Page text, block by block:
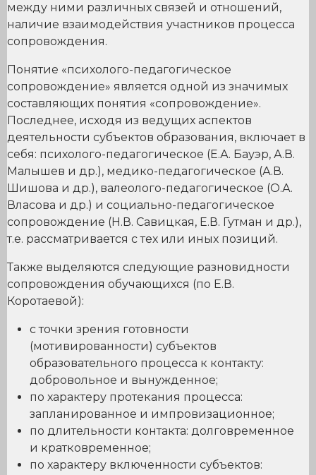
между ними различных связей и отношений,
наличие взаимодействия участников процесса
сопровождения.
Понятие «психолого-педагогическое
сопровождение» является одной из значимых
составляющих понятия «сопровождение».
Последнее, исходя из ведущих аспектов
деятельности субъектов образования, включает в
себя: психолого-педагогическое (Е.А. Бауэр, А.В.
Малышев и др.), медико-педагогическое (А.В.
Шишова и др.), валеолого-педагогическое (О.А.
Власова и др.) и социально-педагогическое
сопровождение (Н.В. Савицкая, Е.В. Гутман и др.),
т.е. рассматривается с тех или иных позиций.
Также выделяются следующие разновидности
сопровождения обучающихся (по Е.В.
Коротаевой):
с точки зрения готовности
(мотивированности) субъектов
образовательного процесса к контакту:
добровольное и вынужденное;
по характеру протекания процесса:
запланированное и импровизационное;
по длительности контакта: долговременное
и кратковременное;
по характеру включенности субъектов: